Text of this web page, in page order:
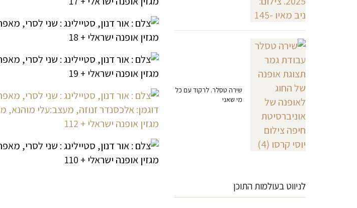
שירה טסלר. לרקוד עם כל
מי שאני
לניווט בעולמות התוכן